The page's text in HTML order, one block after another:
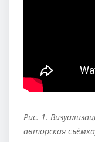
Рис. 1.
авторская